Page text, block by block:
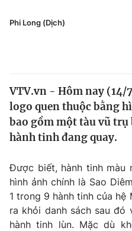
Pháp luật
Thế giới
Tin tức
Thế giới đó đây
Kinh tế
Thị trường
Góc doanh nghiệp
Truyền hình
Phim VTV
Giải trí
Công nghệ
Phi Long (Dịch)
VTV.vn - Hôm nay (14/
logo quen thuộc bằng
bao gồm một tàu vũ trụ
hành tinh đang quay.
Được biết, hành tinh màu
hình ảnh chính là Sao
1 trong 9 hành tinh của
ra khỏi danh sách sau
hành tinh lùn. Mặc dù